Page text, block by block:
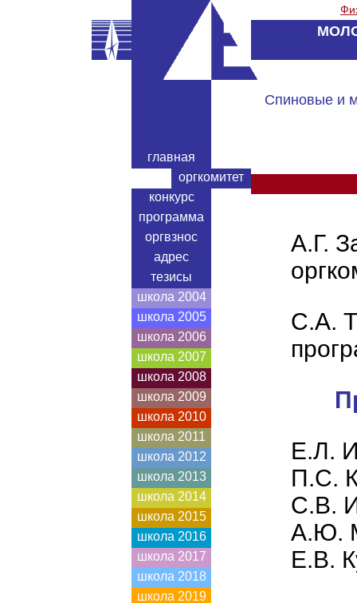
Спиновые и
главная
оргкомитет
конкурс
программа
оргвзнос
адрес
тезисы
школа 2004
школа 2005
школа 2006
школа 2007
школа 2008
школа 2009
школа 2010
школа 2011
школа 2012
школа 2013
школа 2014
школа 2015
школа 2016
школа 2017
школа 2018
школа 2019
А.Г.
С.А.
Е.Л.
П.С.
С.В.
А.Ю.
Е.В.